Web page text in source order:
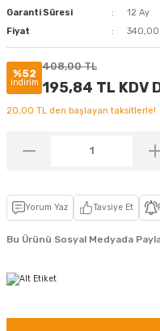
Garanti Süresi
12 Ay
Fiyat
340,00
%52
indirim
408,00 TL
195,84 TL KDV
20,00 TL den başlayan taksitlerle!
Yorum Yaz Tavsiye Et
Bu Ürünü Sosyal Medyada